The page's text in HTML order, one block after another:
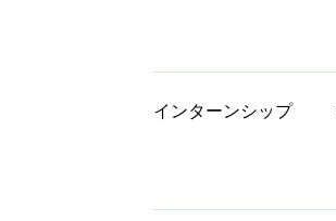
インターンシップ